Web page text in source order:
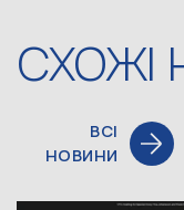
СХОЖІ
ВСІ
НОВИНИ